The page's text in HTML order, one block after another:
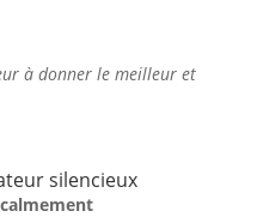
à donner le meilleur et
silencieux